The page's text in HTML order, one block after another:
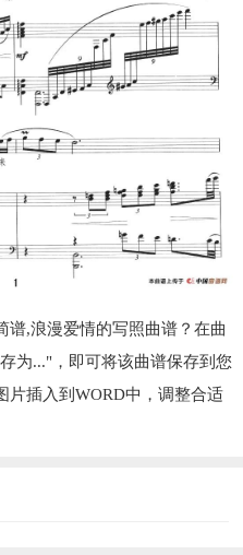
谱,浪漫爱情的写照曲谱？在曲
为..."，即可将该曲谱保存到您
片插入到WORD中，调整合适